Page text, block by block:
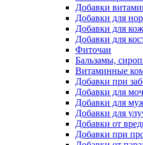
Добавки
Добавки для
Добавки для
Добавки для
Фиточаи
Бальзамы,
Витаминные
Добавки при
Добавки для
Добавки для
Добавки для
Добавки от
Добавки при